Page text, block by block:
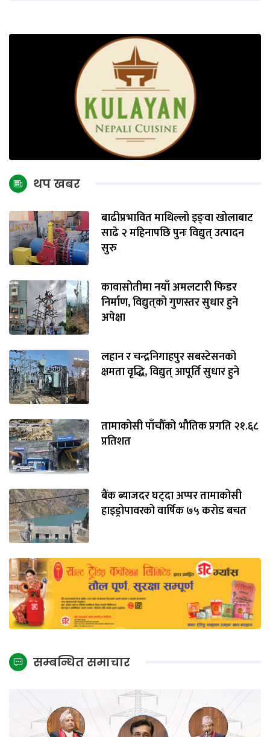
थप खबर
बाढीप्रभावित माथिल्लो इङ्‌वा खोलाबाट
साढे २ महिनापछि पुनः विद्युत् उत्पादन
सुरु
कावासोतीमा नयाँ अमलटारी फिडर
निर्माण, विद्युत्‌को गुणस्तर सुधार हुने
अपेक्षा
लहान र चन्द्रनिगाहपुर सबस्टेसनको
क्षमता वृद्धि, विद्युत् आपूर्ति सुधार हुने
तामाकोसी पाँचौँको भौतिक प्रगति २१.६८
प्रतिशत
बैंक ब्याजदर घट्दा अप्पर तामाकोसी
हाइड्रोपावरको वार्षिक ७५ करोड बचत
सम्बन्धित समाचार